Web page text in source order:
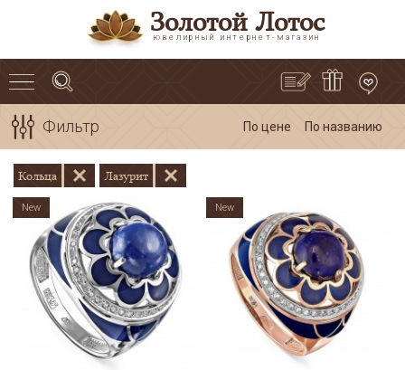
Золотой Лотос
ювелирный интернет-магазин
Фильтр По цене По названию
Кольца Лазурит
New New